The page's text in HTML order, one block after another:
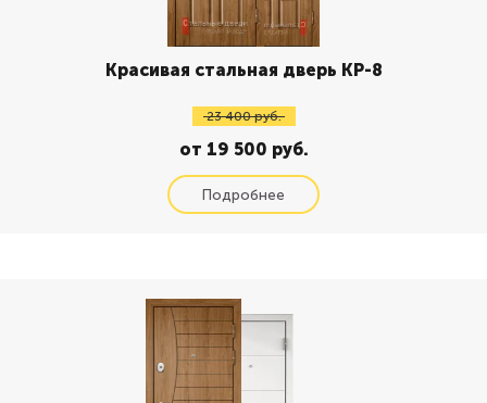
Красивая стальная дверь КР-8
23 400 руб.
от 19 500 руб.